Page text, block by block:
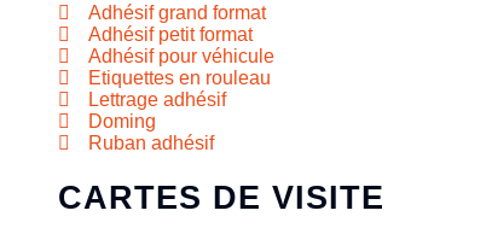
Adhésif grand format
Adhésif petit format
Adhésif pour véhicule
Etiquettes en rouleau
Lettrage adhésif
Doming
Ruban adhésif
CARTES DE VISITE